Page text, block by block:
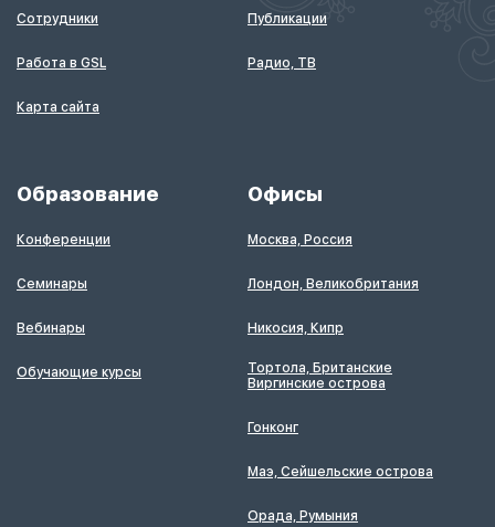
Сотрудники
Работа в GSL
Карта сайта
Публикации
Радио, ТВ
Образование
Конференции
Семинары
Вебинары
Обучающие курсы
Офисы
Москва, Россия
Лондон, Великобритания
Никосия, Кипр
Тортола, Британские
Виргинские острова
Гонконг
Маэ, Сейшельские острова
Орада, Румыния